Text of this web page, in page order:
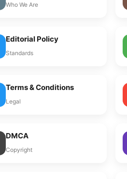
Who We Are
Editorial Policy
Standards
Terms & Conditions
Legal
DMCA
Copyright